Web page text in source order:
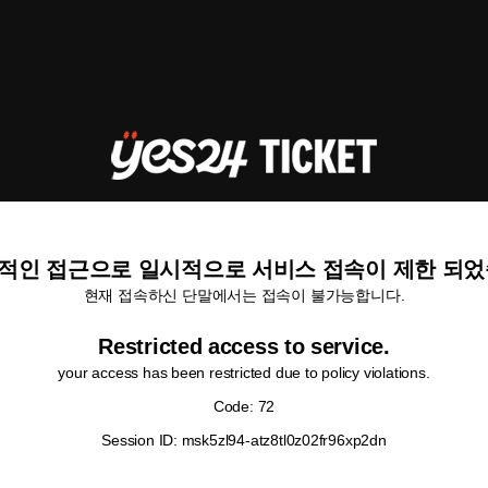
인 접근으로 일시적으로 서비스 접속이 제한 되
현재 접속하신 단말에서는 접속이 불가능합니다.
Restricted access to service.
your access has been restricted due to policy violations.
Code: 72
Session ID: msk5zl94-atz8tl0z02fr96xp2dn